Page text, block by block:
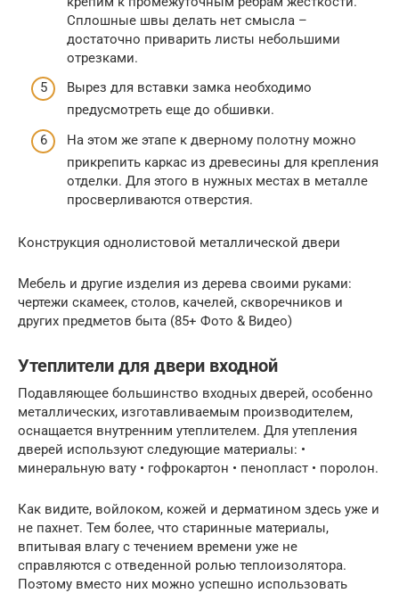
Сплошные швы делать нет смысла –
достаточно приварить листы небольшими
отрезками.
Вырез для вставки замка необходимо
предусмотреть еще до обшивки.
На этом же этапе к дверному полотну можно
прикрепить каркас из древесины для крепления
отделки. Для этого в нужных местах в металле
просверливаются отверстия.
Конструкция однолистовой металлической двери
Мебель и другие изделия из дерева своими руками:
чертежи скамеек, столов, качелей, скворечников и
других предметов быта (85+ Фото & Видео)
Утеплители для двери входной
Подавляющее большинство входных дверей, особенно
металлических, изготавливаемым производителем,
оснащается внутренним утеплителем. Для утепления
дверей используют следующие материалы: •
минеральную вату • гофрокартон • пенопласт • поролон.
Как видите, войлоком, кожей и дерматином здесь уже и
не пахнет. Тем более, что старинные материалы,
впитывая влагу с течением времени уже не
справляются с отведенной ролью теплоизолятора.
Поэтому вместо них можно успешно использовать